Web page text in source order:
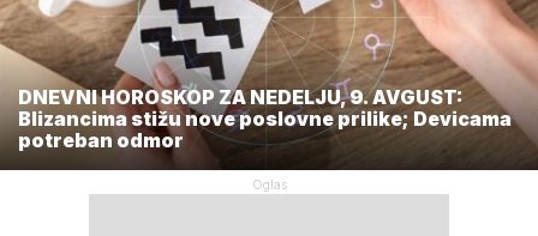
DNEVNI HOROSKOP ZA NEDELJU, 9. AVGUST:
Blizancima stižu nove poslovne prilike; Devicama
potreban odmor